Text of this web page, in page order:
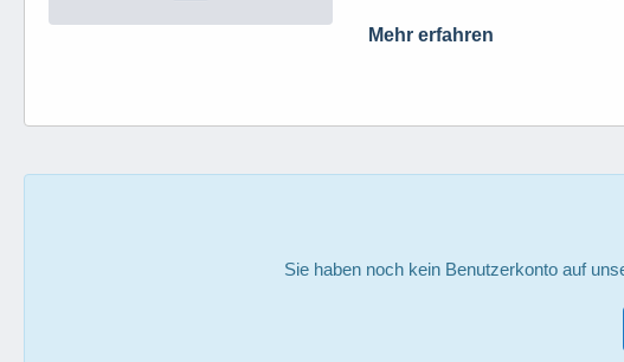
Mehr erfahren
Sie haben noch kein Benutzerkonto auf